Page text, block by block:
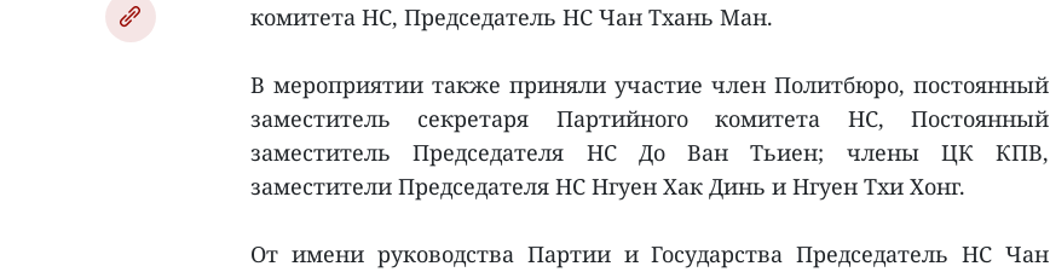
комитета НС, Председатель НС Чан Тхань Ман.
В мероприятии также приняли участие член Политбюро, постоянный
заместитель секретаря Партийного комитета НС, Постоянный
заместитель Председателя НС До Ван Тьиен; члены ЦК КПВ,
заместители Председателя НС Нгуен Хак Динь и Нгуен Тхи Хонг.
От имени руководства Партии и Государства Председатель НС Чан